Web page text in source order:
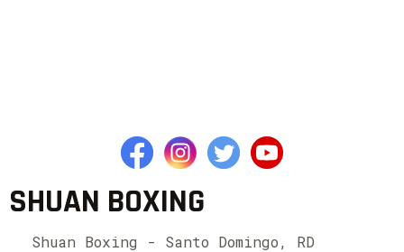
SHUAN BOXING
Shuan Boxing - Santo Domingo, RD